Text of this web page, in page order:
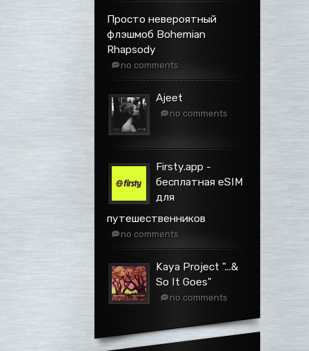
Просто невероятный
флэшмоб Bohemian
Rhapsody
no comments
Ajeet
no comments
Firsty.app -
бесплатная eSIM
для
путешественников
no comments
Kaya Project ".​.​.​&
So It Goes"
no comments